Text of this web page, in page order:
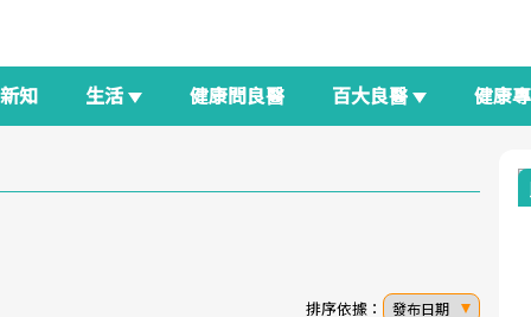
新知 生活 健康問良醫 百大良醫 健康
排序依據： 發布日期
良醫生活祭